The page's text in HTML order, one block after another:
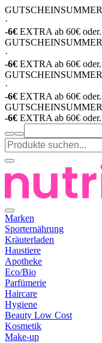
GUTSCHEINSUMMER
·
-6€ EXTRA ab 60€ oder.
GUTSCHEINSUMMER
·
-6€ EXTRA ab 60€ oder.
GUTSCHEINSUMMER
·
-6€ EXTRA ab 60€ oder.
GUTSCHEINSUMMER
-6€ EXTRA ab 60€ oder.
Marken
Sporternährung
Kräuterladen
Haustiere
Apotheke
Eco/Bio
Parfümerie
Haircare
Hygiene
Beauty Low Cost
Kosmetik
Make-up